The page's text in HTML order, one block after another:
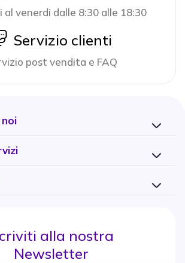
al venerdi dalle 8:30 alle 18:30
icon
Servizio clienti
post vendita e FAQ
alla nostra
Newsletter